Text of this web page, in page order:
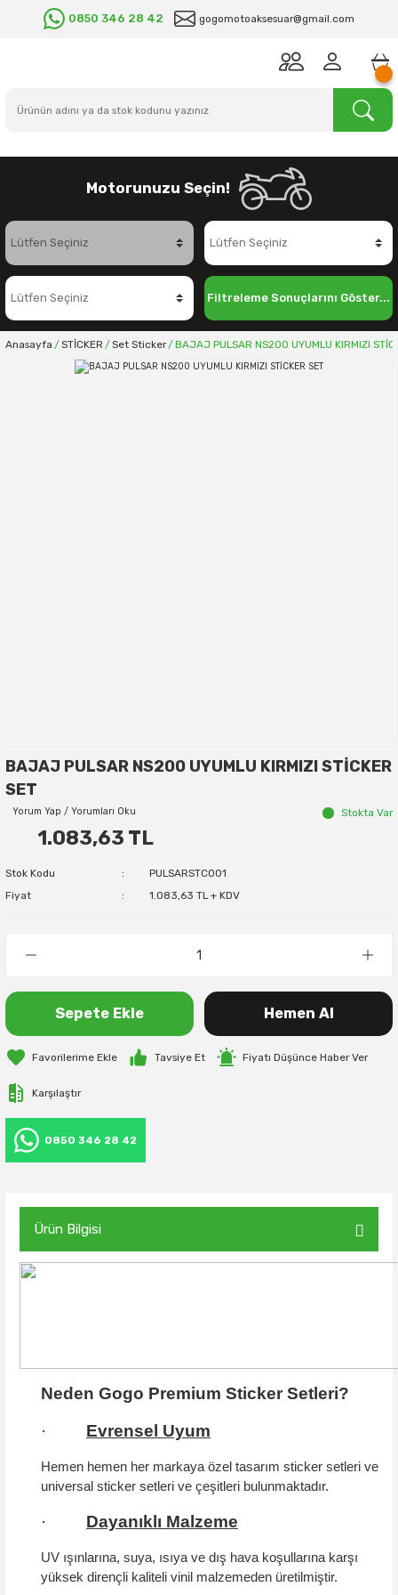
0850 346 28 42 gogomotoaksesuar@gmail.com
Motorunuzu Seçin!
Filtreleme Sonuçlarını Göster...
Anasayfa STİCKER Set Sticker BAJAJ PULSAR NS200 UYUMLU KIRMIZI
BAJAJ PULSAR NS200 UYUMLU KIRMIZI STİCKER
SET
Yorum Yap / Yorumları Oku Stokta Var
1.083,63 TL
Stok Kodu
PULSARSTC001
Fiyat
1.083,63 TL + KDV
Sepete Ekle Hemen Al
Tavsiye Et Fiyatı Düşünce Haber Ver
Karşılaştır
0850 346 28 42
Ürün Bilgisi
Neden Gogo Premium Sticker Setleri?
·
Evrensel Uyum
Hemen hemen her markaya özel tasarım sticker setleri ve
universal sticker setleri ve çeşitleri bulunmaktadır.
· Dayanıklı Malzeme
UV ışınlarına, suya, ısıya ve dış hava koşullarına karşı
yüksek dirençli kaliteli vinil malzemeden üretilmiştir.